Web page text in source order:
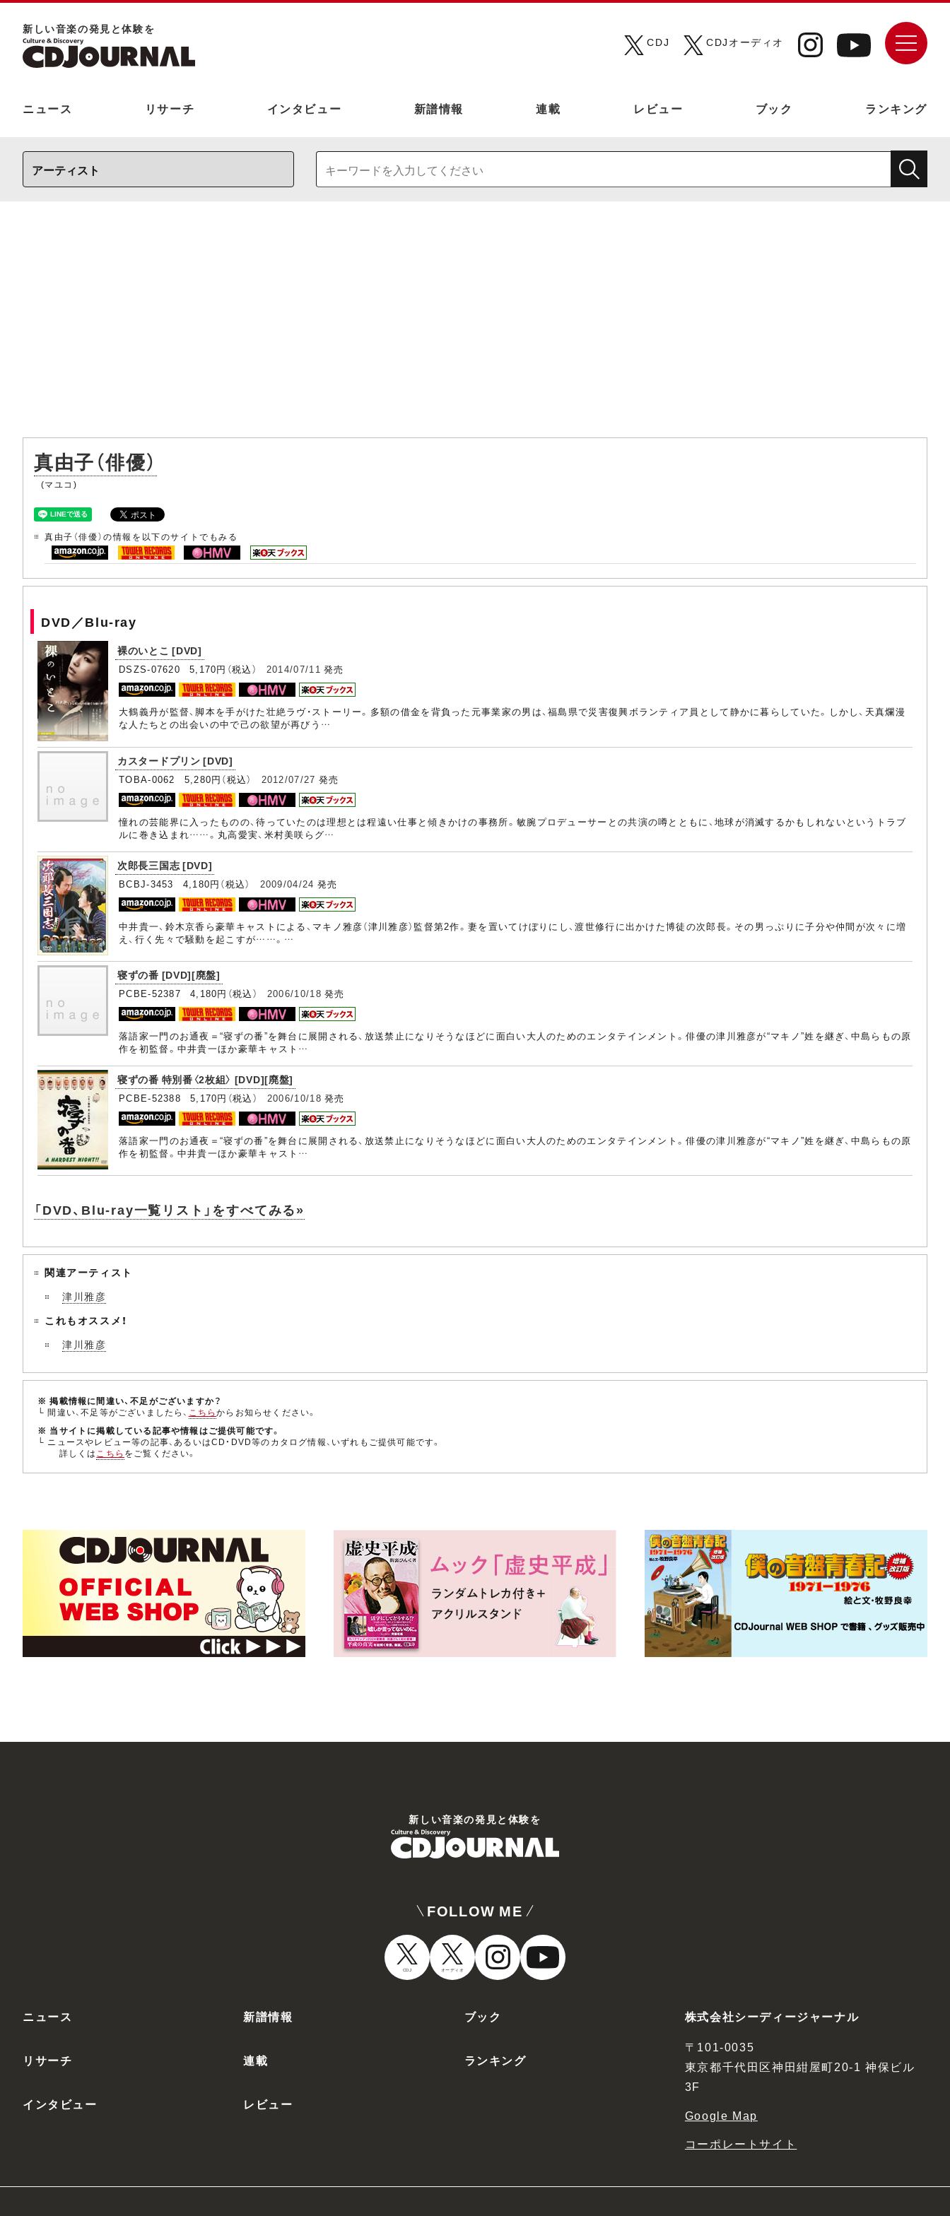
新しい⾳楽の発⾒と体験を
CDJ
CDJオーディオ
ニュース リサーチ インタビュー 新譜情報 連載 レビュー ブック ランキング
真由子（俳優）
(マユコ)
真由子（俳優）の情報を以下のサイトでもみる
DVD／Blu-ray
裸のいとこ [DVD]
DSZS-07620 5,170円（税込） 2014/07/11 発売
大鶴義丹が監督、脚本を手がけた壮絶ラヴ・ストーリー。多額の借金を背負った元事業家の男は、福島県で災害復興ボランティア員として静かに暮らしていた。しかし、天真爛漫
な人たちとの出会いの中で己の欲望が再びう…
カスタードプリン [DVD]
TOBA-0062 5,280円（税込） 2012/07/27 発売
憧れの芸能界に入ったものの、待っていたのは理想とは程遠い仕事と傾きかけの事務所。敏腕プロデューサーとの共演の噂とともに、地球が消滅するかもしれないというトラブ
ルに巻き込まれ……。丸高愛実、米村美咲らグ…
次郎長三国志 [DVD]
BCBJ-3453 4,180円（税込） 2009/04/24 発売
中井貴一、鈴木京香ら豪華キャストによる、マキノ雅彦（津川雅彦）監督第2作。妻を置いてけぼりにし、渡世修行に出かけた博徒の次郎長。その男っぷりに子分や仲間が次々に増
え、行く先々で騒動を起こすが……。…
寝ずの番 [DVD][廃盤]
PCBE-52387 4,180円（税込） 2006/10/18 発売
落語家一門のお通夜＝“寝ずの番”を舞台に展開される、放送禁止になりそうなほどに面白い大人のためのエンタテインメント。俳優の津川雅彦が“マキノ”姓を継ぎ、中島らもの原
作を初監督。中井貴一ほか豪華キャスト…
寝ずの番 特別番〈2枚組〉 [DVD][廃盤]
PCBE-52388 5,170円（税込） 2006/10/18 発売
落語家一門のお通夜＝“寝ずの番”を舞台に展開される、放送禁止になりそうなほどに面白い大人のためのエンタテインメント。俳優の津川雅彦が“マキノ”姓を継ぎ、中島らもの原
作を初監督。中井貴一ほか豪華キャスト…
「DVD、Blu-ray一覧リスト」をすべてみる»
関連アーティスト
津川雅彦
これもオススメ！
津川雅彦
※ 掲載情報に間違い、不足がございますか？
└ 間違い、不足等がございましたら、 こちらからお知らせください。
※ 当サイトに掲載している記事や情報はご提供可能です。
└ ニュースやレビュー等の記事、あるいはCD・DVD等のカタログ情報、いずれもご提供可能です。
詳しくはこちら をご覧ください。
新しい⾳楽の発⾒と体験を
FOLLOW ME
CDJ オーディオ
ニュース 新譜情報 ブック
リサーチ 連載 ランキング
インタビュー レビュー
株式会社シーディージャーナル
〒101-0035
東京都千代田区神田紺屋町20-1 神保ビル
3F
Google Map
コーポレートサイト